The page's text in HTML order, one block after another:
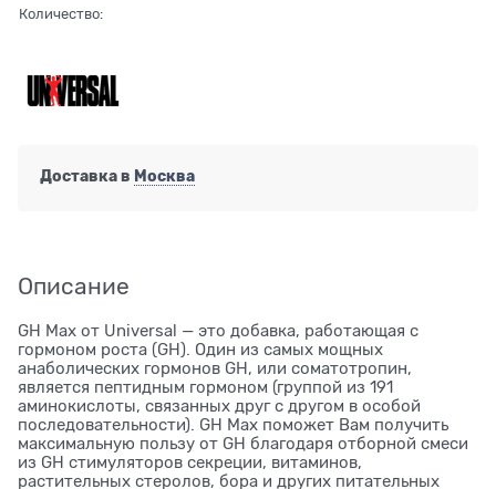
Количество:
Доставка в Москва
Описание
GH Max от Universal — это добавка, работающая с
гормоном роста (GH). Один из самых мощных
анаболических гормонов GH, или соматотропин,
является пептидным гормоном (группой из 191
аминокислоты, связанных друг с другом в особой
последовательности). GH Max поможет Вам получить
максимальную пользу от GH благодаря отборной смеси
из GH стимуляторов секреции, витаминов,
растительных стеролов, бора и других питательных